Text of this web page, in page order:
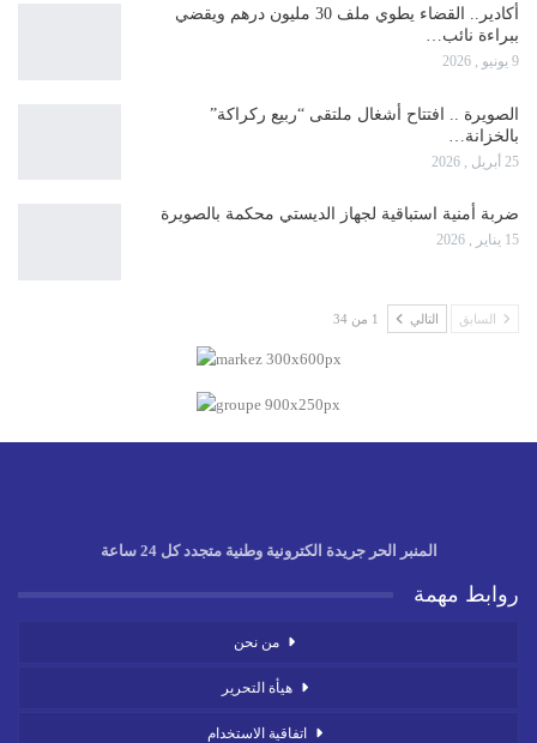
أكادير.. القضاء يطوي ملف 30 مليون درهم ويقضي
ببراءة نائب…
9 يونيو , 2026
الصويرة .. افتتاح أشغال ملتقى “ربيع ركراكة”
بالخزانة…
25 أبريل , 2026
ضربة أمنية استباقية لجهاز الديستي محكمة بالصويرة
15 يناير , 2026
السابق التالي 1 من 34
المنبر الحر جريدة الكترونية وطنية متجدد كل 24 ساعة
روابط مهمة
من نحن
هيأة التحرير
اتفاقية الاستخدام